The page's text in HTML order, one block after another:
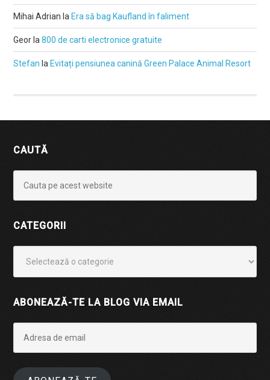
Mihai Adrian la Era să bag Kaufland în faliment
Geor la800 de carti electronice gratuite
Stefan la Evitați pensiunea canină Green Palace Animal Resort
CAUTĂ
CATEGORII
ABONEAZĂ-TE LA BLOG VIA EMAIL
email